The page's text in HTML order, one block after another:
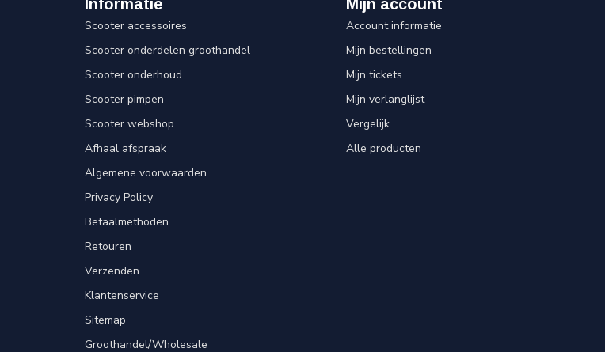
Informatie
Scooter accessoires
Scooter onderdelen groothandel
Scooter onderhoud
Scooter pimpen
Scooter webshop
Afhaal afspraak
Algemene voorwaarden
Privacy Policy
Betaalmethoden
Retouren
Verzenden
Klantenservice
Sitemap
Groothandel/Wholesale
Mijn account
Account informatie
Mijn bestellingen
Mijn tickets
Mijn verlanglijst
Vergelijk
Alle producten